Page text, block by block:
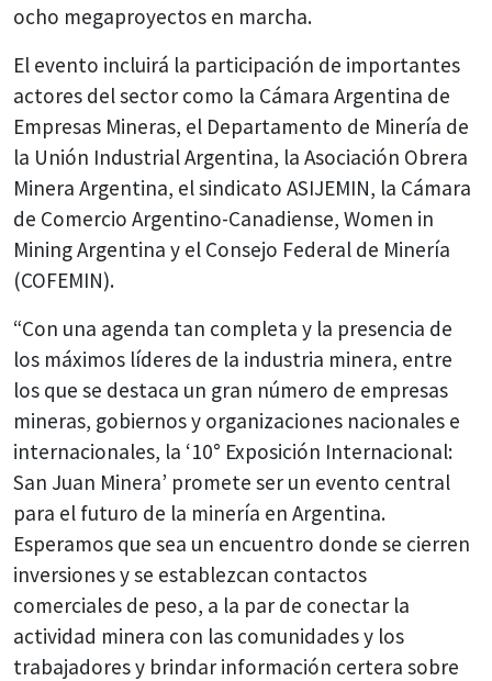
ocho megaproyectos en marcha.
El evento incluirá la participación de importantes
actores del sector como la Cámara Argentina de
Empresas Mineras, el Departamento de Minería de
la Unión Industrial Argentina, la Asociación Obrera
Minera Argentina, el sindicato ASIJEMIN, la Cámara
de Comercio Argentino-Canadiense, Women in
Mining Argentina y el Consejo Federal de Minería
(COFEMIN).
“Con una agenda tan completa y la presencia de
los máximos líderes de la industria minera, entre
los que se destaca un gran número de empresas
mineras, gobiernos y organizaciones nacionales e
internacionales, la ‘10° Exposición Internacional:
San Juan Minera’ promete ser un evento central
para el futuro de la minería en Argentina.
Esperamos que sea un encuentro donde se cierren
inversiones y se establezcan contactos
comerciales de peso, a la par de conectar la
actividad minera con las comunidades y los
trabajadores y brindar información certera sobre